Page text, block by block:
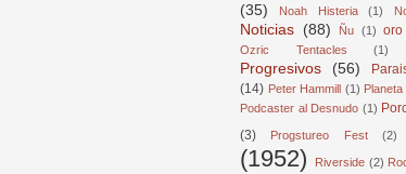
(35)
Noah Histeria (1)
Noticias (88) Ñu (1)
Ozric Tentacles (1)
Progresivos
(56)
(14) Peter Hammill (1)
Podcaster al Desnudo (1)
(3)
Progstureo Fest (2)
(1952)
Riverside (2)